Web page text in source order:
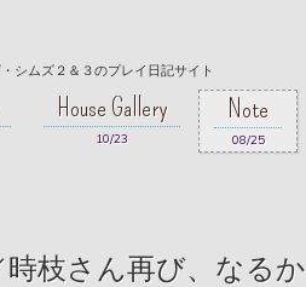
シムズ２＆３のプレイ日記サイト
House Gallery
10/23
Note
08/25
枝さん再び、なるか